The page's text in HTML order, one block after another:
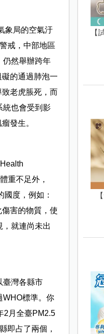
象局的空氣汙
戒，中部地區
仍然舉辦跨年
的通過肺泡一
老虎脹死，而
統也會受到影
發生。
重不足外，
度，例如：
害的物質，使
就連尚未出
臺灣各縣市
WHO標準。你
2月全臺PM2.5
即占了兩個，
【